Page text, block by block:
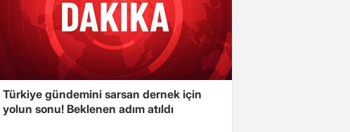
Türkiye gündemini sarsan dernek için
yolun sonu! Beklenen adım atıldı